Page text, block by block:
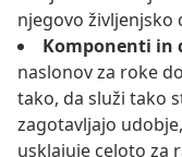
njegovo življenjsko
Komponenti in
naslonov za roke
tako, da služi tako
zagotavljajo
usklajuje celoto za